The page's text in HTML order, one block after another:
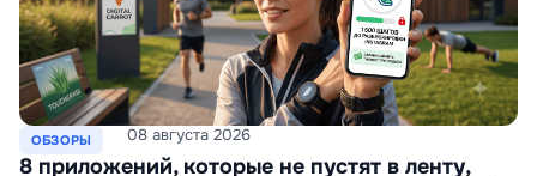
ОБЗОРЫ 08 августа 2026
8 приложений, которые не пустят в ленту,